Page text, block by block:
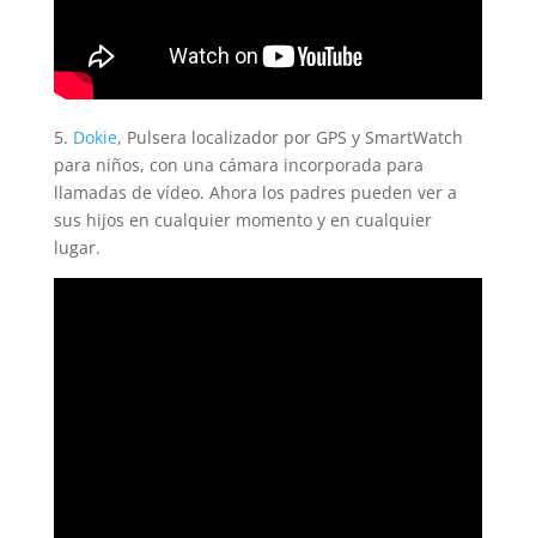
5. Dokie, Pulsera localizador por GPS y SmartWatch
para niños, con una cámara incorporada para
llamadas de vídeo. Ahora los padres pueden ver a
sus hijos en cualquier momento y en cualquier
lugar.